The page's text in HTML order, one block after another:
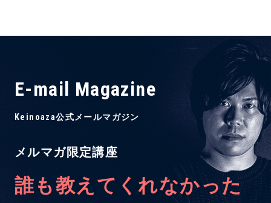
E-mail Magazine
Keinoaza公式メールマガジン
メルマガ限定講座
誰も教えてくれなかった